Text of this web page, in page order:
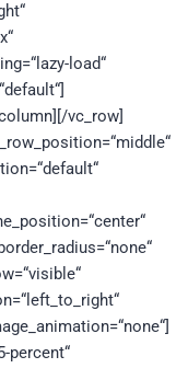
load“
vc_row]
percent“